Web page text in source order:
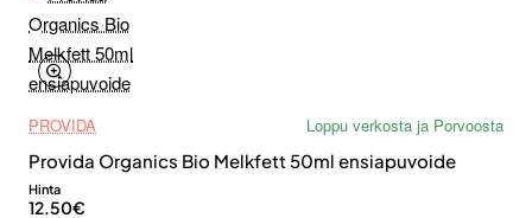
PROVIDA
Loppu verkosta ja Porvoosta
Provida Organics Bio Melkfett 50ml ensiapuvoide
Hinta
12.50€